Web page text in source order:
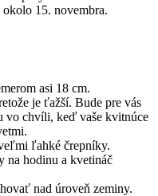
15. novembra.
asi 18 cm.
je ťažší. Bude pre vás
vo chvíli, keď vaše kvitnúce
ľahké črepníky.
na hodinu a kvetináč
nad úroveň zeminy.